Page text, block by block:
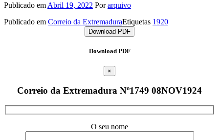
Publicado em Abril 19, 2022 Porarquivo
Publicado em Correio da ExtremaduraEtiquetas 1920
Download PDF
Download PDF
×
Correio da Extremadura Nº1749 08NOV1924
O seu nome